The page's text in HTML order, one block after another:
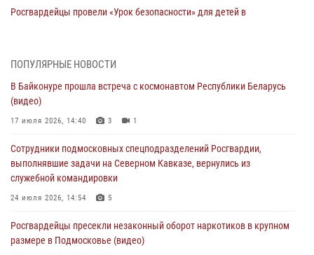
Росгвардейцы провели «Урок безопасности» для детей в
подозреваемые в организации незаконной миграции и
изготовлении поддельных документов (видео)
05 августа 2026, 15:48
Сотрудники спецподразделения подмосковного главка Росгвардии
отработали навыки огневой подготовки на комплексных учениях
04 августа 2026, 12:21
сигналам «Тревога» с охраняемых объектов в Подмосковье
04 августа 2026, 12:15
ПОПУЛЯРНЫЕ НОВОСТИ
В Байконуре прошла встреча с космонавтом Республики Беларусь
(видео)
17 июля 2026, 14:40 3 1
Сотрудники подмосковных спецподразделений Росгвардии,
выполнявшие задачи на Северном Кавказе, вернулись из
служебной командировки
24 июля 2026, 14:54 5
Росгвардейцы пресекли незаконный оборот наркотиков в крупном
размере в Подмосковье (видео)